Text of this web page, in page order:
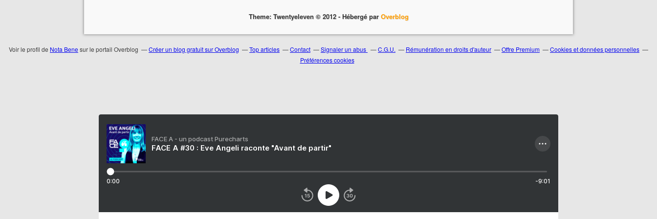
Theme: Twentyeleven © 2012 - Hébergé par Overblog
Voir le profil de Nota Bene sur le portail Overblog Créer un blog gratuit sur Overblog Top articles Contact Signaler un abus C.G.U. Rémunération en droits d'auteur Offre Premium
Cookies et données personnelles
Préférences cookies
FACE A - un podcast Purecharts
FACE A #30 : Eve Angeli raconte "Avant de partir"
0:00 -9:01